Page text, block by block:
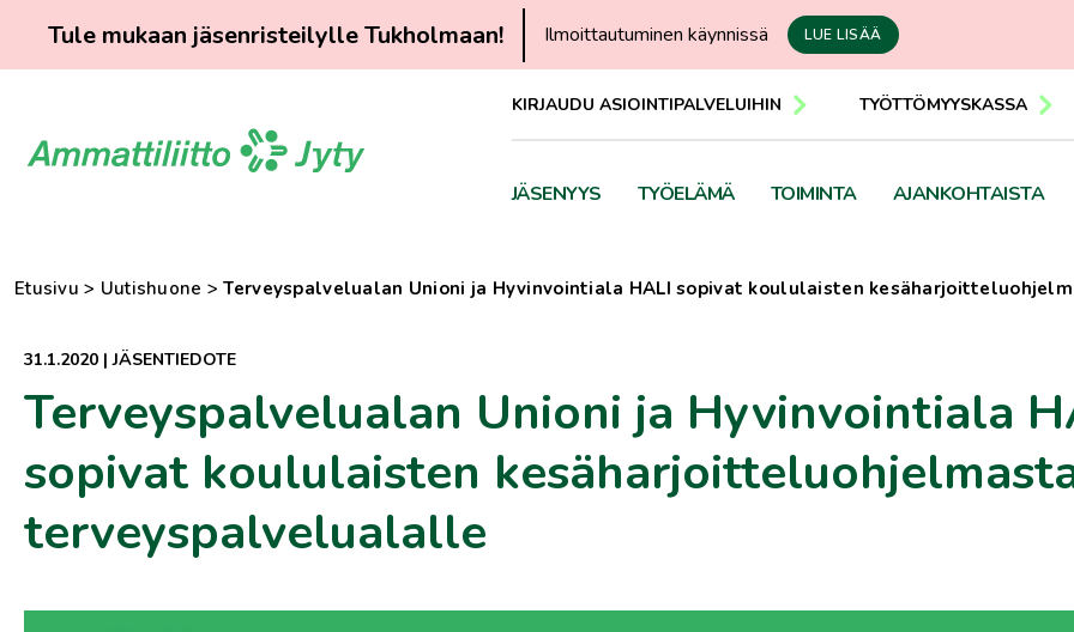
Tule mukaan jäsenristeilylle Tukholmaan! Ilmoittautuminen käynnissä LUE LISÄÄ
sisältöön
KIRJAUDU ASIOINTIPALVELUIHIN TYÖTTÖMYYSKASSA
JÄSENYYS TYÖELÄMÄ TOIMINTA AJANKOHTAISTA
Etusivu > Uutishuone >Terveyspalvelualan Unioni ja Hyvinvointiala HALI sopivat koululaisten
31.1.2020 |JÄSENTIEDOTE
Terveyspalvelualan Unioni ja Hyvinvointiala
sopivat koululaisten
terveyspalvelualalle